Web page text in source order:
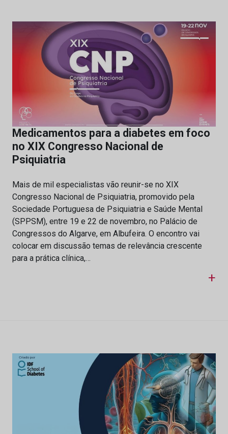
Medicamentos para a diabetes em foco
no XIX Congresso Nacional de
Psiquiatria
Mais de mil especialistas vão reunir-se no XIX
Congresso Nacional de Psiquiatria, promovido pela
Sociedade Portuguesa de Psiquiatria e Saúde Mental
(SPPSM), entre 19 e 22 de novembro, no Palácio de
Congressos do Algarve, em Albufeira. O encontro vai
colocar em discussão temas de relevância crescente
para a prática clínica,…
+